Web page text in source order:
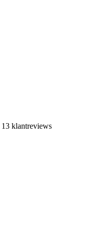
13 klantreviews